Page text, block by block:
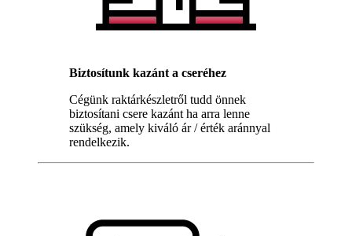
Biztosítunk kazánt a cseréhez
Cégünk raktárkészletről tudd önnek
biztosítani csere kazánt ha arra lenne
szükség, amely kiváló ár / érték aránnyal
rendelkezik.